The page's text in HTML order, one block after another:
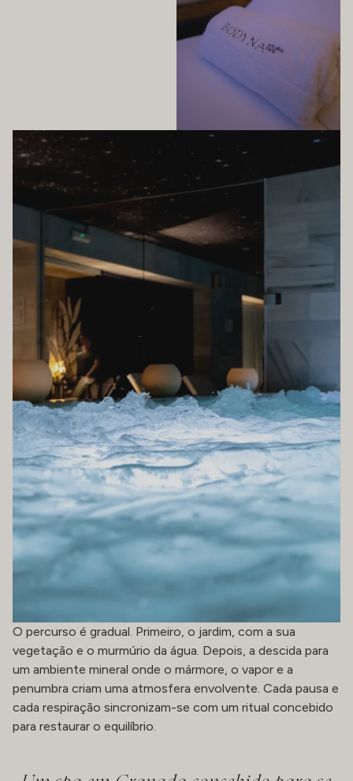
O percurso é gradual. Primeiro, o jardim, com a sua
vegetação e o murmúrio da água. Depois, a descida para
um ambiente mineral onde o mármore, o vapor e a
penumbra criam uma atmosfera envolvente. Cada pausa e
cada respiração sincronizam-se com um ritual concebido
para restaurar o equilíbrio.